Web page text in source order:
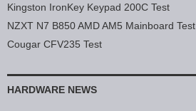
Kingston IronKey Keypad 200C Test
NZXT N7 B850 AMD AM5 Mainboard Test
Cougar CFV235 Test
HARDWARE NEWS